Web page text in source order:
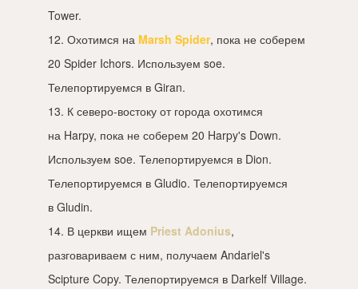
Tower.
12. Охотимся на Marsh Spider, пока не соберем
20 Spider Ichors. Используем soe.
Телепортируемся в Giran.
13. К северо-востоку от города охотимся
на Harpy, пока не соберем 20 Harpy's Down.
Используем soe. Телепортируемся в Dion.
Телепортируемся в Gludio. Телепортируемся
в Gludin.
14. В церкви ищем Priest Adonius,
разговариваем с ним, получаем Andariel's
Scipture Copy. Телепортируемся в Darkelf Village.